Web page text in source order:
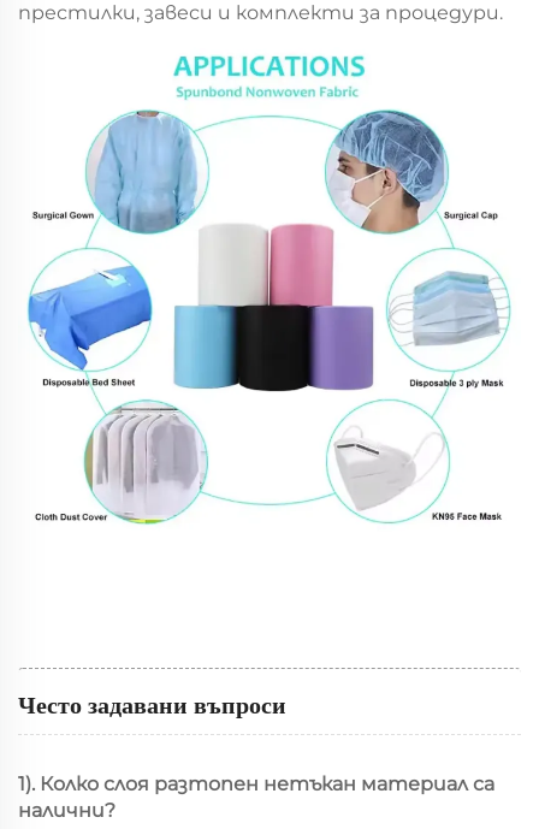
престилки, завеси и комплекти за процедури.
Често задавани въпроси
1). Колко слоя разтопен нетъкан материал са
налични?